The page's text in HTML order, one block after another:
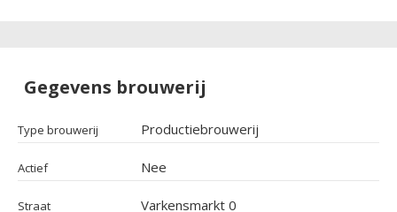
Gegevens brouwerij
Type brouwerij Productiebrouwerij
Actief Nee
Straat Varkensmarkt 0